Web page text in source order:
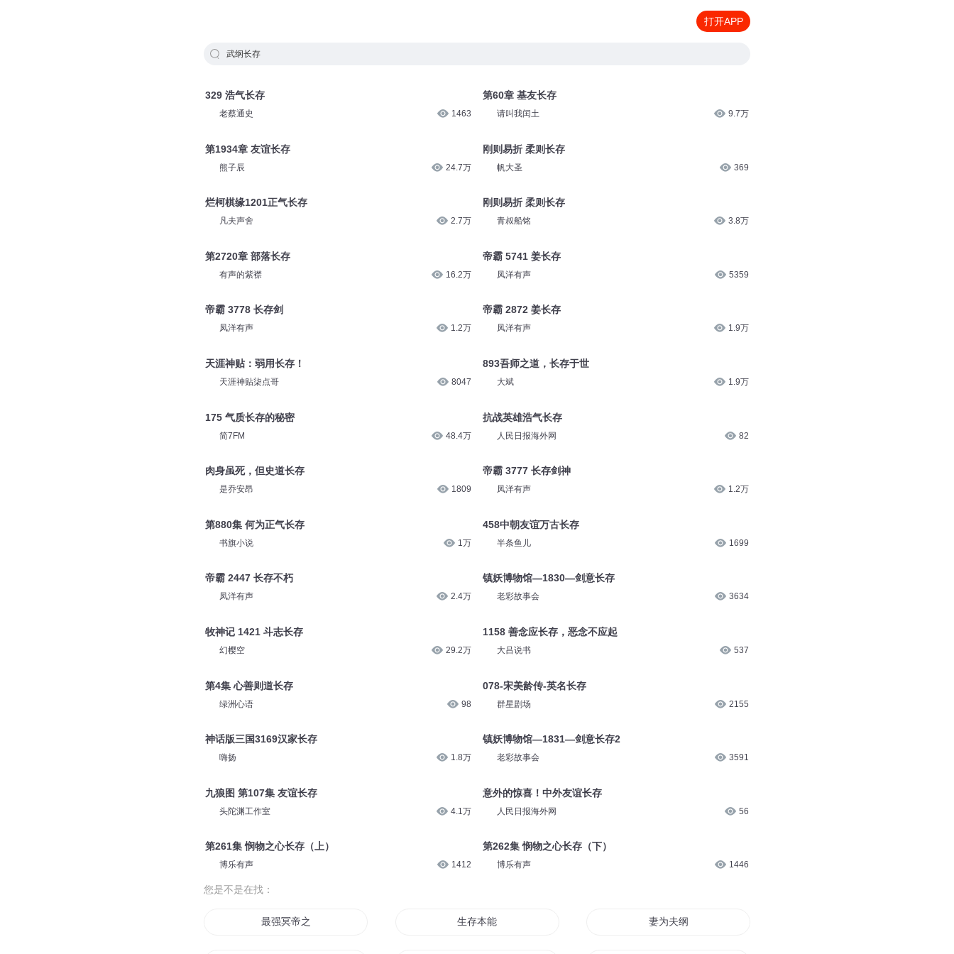
打开APP
武纲长存
329 浩气长存
老蔡通史 1463
第1934章 友谊长存
熊子辰 24.7万
烂柯棋缘1201正气长存
凡夫声舍 2.7万
第2720章 部落长存
有声的紫襟 16.2万
帝霸 3778 长存剑
凤洋有声 1.2万
天涯神贴：弱用长存！
天涯神贴柒点哥 8047
175 气质长存的秘密
简7FM 48.4万
肉身虽死，但史道长存
是乔安昂 1809
第880集 何为正气长存
书旗小说 1万
帝霸 2447 长存不朽
凤洋有声 2.4万
牧神记 1421 斗志长存
幻樱空 29.2万
第4集 心善则道长存
绿洲心语 98
神话版三国3169汉家长存
嗨扬 1.8万
九狼图 第107集 友谊长存
头陀渊工作室 4.1万
第261集 悯物之心长存（上）
博乐有声 1412
第60章 基友长存
请叫我闰土 9.7万
刚则易折 柔则长存
帆大圣 369
刚则易折 柔则长存
青叔船铭 3.8万
帝霸 5741 姜长存
凤洋有声 5359
帝霸 2872 姜长存
凤洋有声 1.9万
893吾师之道，长存于世
大斌 1.9万
抗战英雄浩气长存
人民日报海外网 82
帝霸 3777 长存剑神
凤洋有声 1.2万
458中朝友谊万古长存
半条鱼儿 1699
镇妖博物馆—1830—剑意长存
老彩故事会 3634
1158 善念应长存，恶念不应起
大吕说书 537
078-宋美龄传-英名长存
群星剧场 2155
镇妖博物馆—1831—剑意长存2
老彩故事会 3591
意外的惊喜！中外友谊长存
人民日报海外网 56
第262集 悯物之心长存（下）
博乐有声 1446
您是不是在找：
最强冥帝之一纸大纲 生存本能 妻为夫纲